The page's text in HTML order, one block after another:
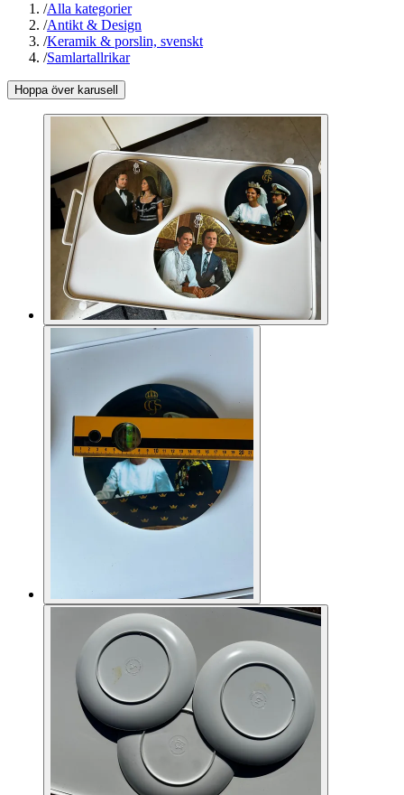
/Alla kategorier
/Antikt & Design
/Keramik & porslin, svenskt
/Samlartallrikar
Hoppa över karusell